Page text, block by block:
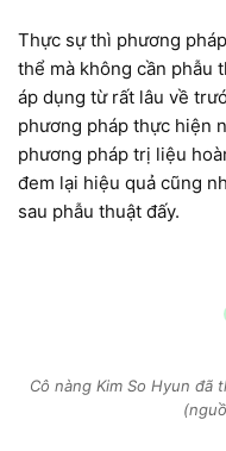
Thực sự thì phương
thể mà không cần phẫu
áp dụng từ rất lâu về
phương pháp thực hiện
phương pháp trị liệu
đem lại hiệu quả cũng
sau phẫu thuật đấy.
Cô nàng Kim So Hyun